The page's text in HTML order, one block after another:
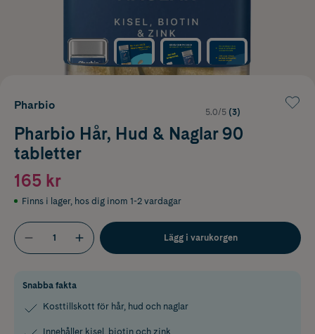
Pharbio
5.0/5 (3)
Pharbio Hår, Hud & Naglar 90
tabletter
165 kr
Finns i lager, hos dig inom 1-2 vardagar
Lägg i varukorgen
Snabba fakta
Kosttillskott för hår, hud och naglar
Innehåller kisel, biotin och zink